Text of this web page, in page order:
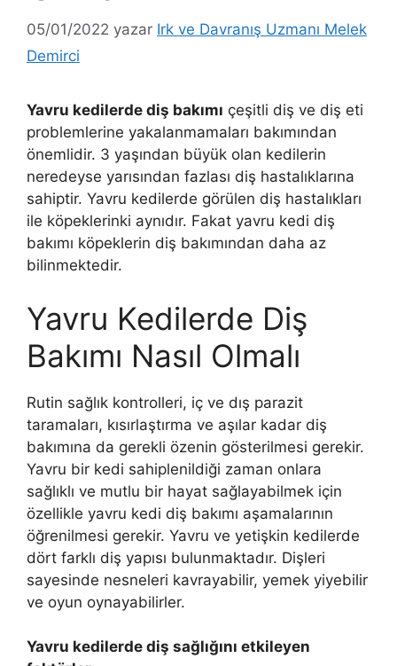
05/01/2022 yazar Irk ve Davranış Uzmanı Melek
Demirci
Yavru kedilerde diş bakımı çeşitli diş ve diş eti
problemlerine yakalanmamaları bakımından
önemlidir. 3 yaşından büyük olan kedilerin
neredeyse yarısından fazlası diş hastalıklarına
sahiptir. Yavru kedilerde görülen diş hastalıkları
ile köpeklerinki aynıdır. Fakat yavru kedi diş
bakımı köpeklerin diş bakımından daha az
bilinmektedir.
Yavru Kedilerde Diş
Bakımı Nasıl Olmalı
Rutin sağlık kontrolleri, iç ve dış parazit
taramaları, kısırlaştırma ve aşılar kadar diş
bakımına da gerekli özenin gösterilmesi gerekir.
Yavru bir kedi sahiplenildiği zaman onlara
sağlıklı ve mutlu bir hayat sağlayabilmek için
özellikle yavru kedi diş bakımı aşamalarının
öğrenilmesi gerekir. Yavru ve yetişkin kedilerde
dört farklı diş yapısı bulunmaktadır. Dişleri
sayesinde nesneleri kavrayabilir, yemek yiyebilir
ve oyun oynayabilirler.
Yavru kedilerde diş sağlığını etkileyen